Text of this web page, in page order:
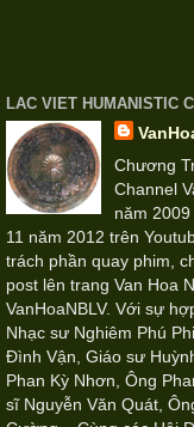
LAC VIET HUMANISTIC
Chương
Channel
năm
11 năm 2012 trên
trách phần quay phim,
post lên trang Van Hoa
VanHoaNBLV. Với sự
Nhạc sư Nghiêm Phú
Đình Vận, Giáo sư
Phan Kỳ Nhơn, Ông
sĩ Nguyễn Văn Quát,